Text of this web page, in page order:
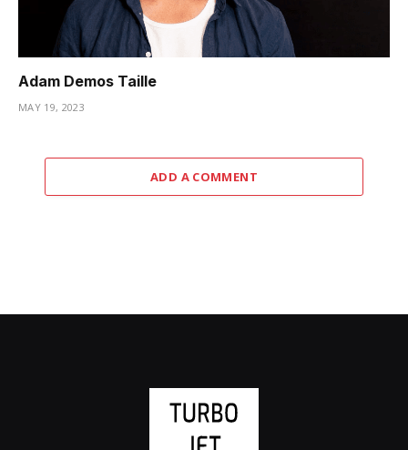
Adam Demos Taille
MAY 19, 2023
ADD A COMMENT